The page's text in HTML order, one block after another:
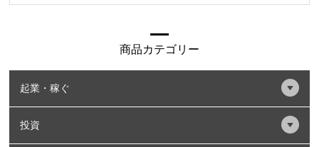
商品カテゴリー
起業・稼ぐ
投資